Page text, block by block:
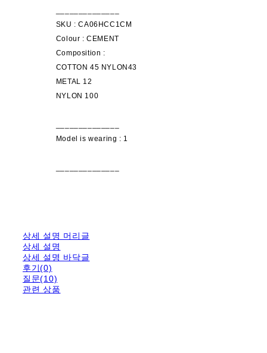
SKU : CA06HCC1CM
Colour : CEMENT
Composition :
COTTON 45 NYLON43
METAL 12
NYLON 100
Model is wearing : 1
상세 설명 머리글
상세 설명
상세 설명 바닥글
후기(0)
질문(10)
관련 상품